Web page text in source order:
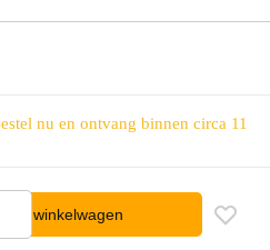
nu en ontvang binnen circa 11
In winkelwagen